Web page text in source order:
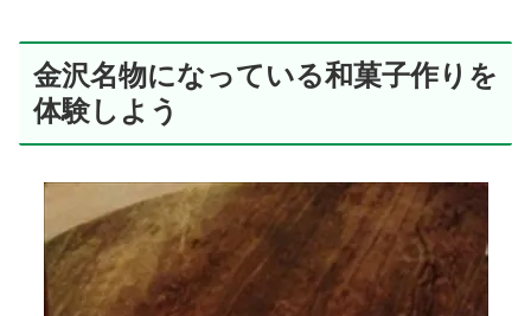
金沢名物になっている和菓子作りを
体験しよう